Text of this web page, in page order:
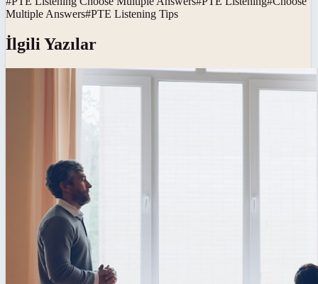
Multiple Answers#PTE Listening Tips
İlgili Yazılar